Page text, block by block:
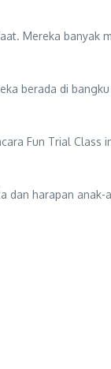
Mereka banyak
berada di
Fun Trial Class
dan harapan anak-